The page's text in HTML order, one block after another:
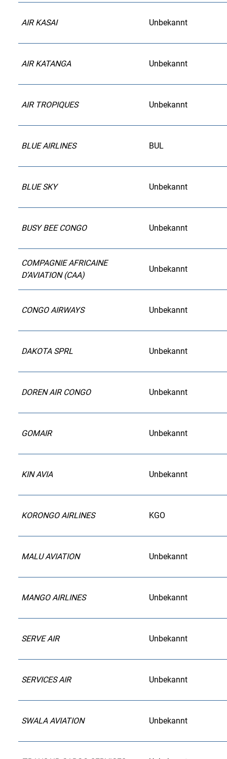
AIR KASAI Unbekannt
AIR KATANGA Unbekannt
AIR TROPIQUES Unbekannt
BLUE AIRLINES BUL
BLUE SKY Unbekannt
BUSY BEE CONGO Unbekannt
COMPAGNIE AFRICAINE
D’AVIATION (CAA)
Unbekannt
CONGO AIRWAYS Unbekannt
DAKOTA SPRL Unbekannt
DOREN AIR CONGO Unbekannt
GOMAIR Unbekannt
KIN AVIA Unbekannt
KORONGO AIRLINES KGO
MALU AVIATION Unbekannt
MANGO AIRLINES Unbekannt
SERVE AIR Unbekannt
SERVICES AIR Unbekannt
SWALA AVIATION Unbekannt